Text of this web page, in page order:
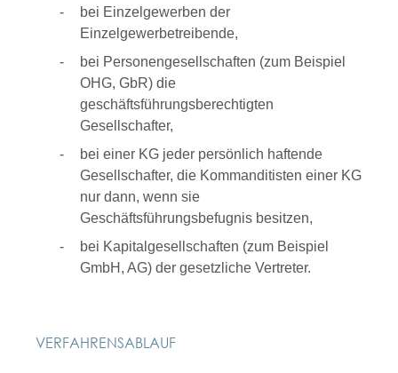
bei Einzelgewerben der
Einzelgewerbetreibende,
bei Personengesellschaften (zum Beispiel
OHG, GbR) die
geschäftsführungsberechtigten
Gesellschafter,
bei einer KG jeder persönlich haftende
Gesellschafter, die Kommanditisten einer KG
nur dann, wenn sie
Geschäftsführungsbefugnis besitzen,
bei Kapitalgesellschaften (zum Beispiel
GmbH, AG) der gesetzliche Vertreter.
VERFAHRENSABLAUF